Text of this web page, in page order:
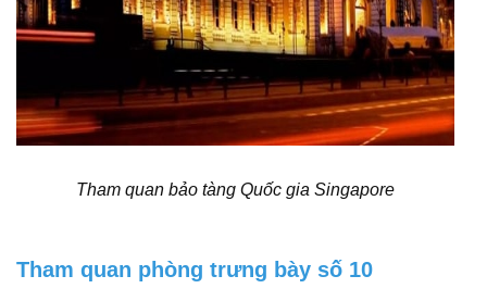
Tham quan bảo tàng Quốc gia Singapore
Tham quan phòng trưng bày số 10